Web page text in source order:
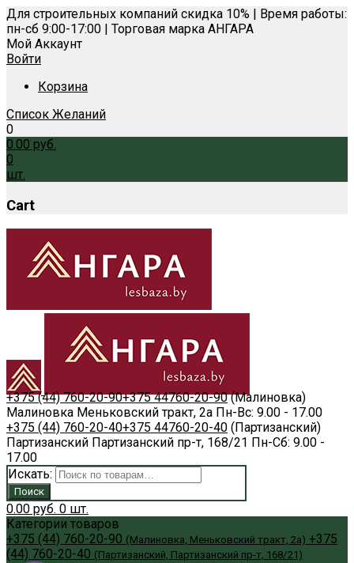
Для строительных компаний скидка 10% | Время работы:
пн-сб 9:00-17:00 | Торговая марка АНГАРА
Мой Аккаунт
Войти
Корзина
Список Желаний
0
0.00 руб.
0
шт.
Cart
+375 (44) 760-20-90+375 44760-20-90 (Малиновка)
Малиновка Меньковский тракт, 2а Пн-Вс: 9.00 - 17.00
+375 (44) 760-20-40+375 44760-20-40 (Партизанский)
Партизанский Партизанский пр-т, 168/21 Пн-Сб: 9.00 -
17.00
Искать:
Поиск
0.00 руб. 0 шт.
Категории товаров
+375 (44) 760-20-90 (Малиновка, Меньковский тракт, 2а) +375
(44) 760-20-40 (Партизанский, Партизанский пр-т, 168/21)